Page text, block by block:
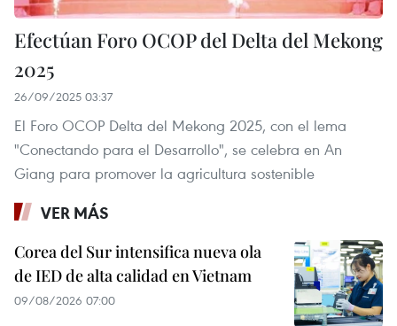
Efectúan Foro OCOP del Delta del Mekong
2025
26/09/2025 03:37
El Foro OCOP Delta del Mekong 2025, con el lema
"Conectando para el Desarrollo", se celebra en An
Giang para promover la agricultura sostenible
VER MÁS
Corea del Sur intensifica nueva ola
de IED de alta calidad en Vietnam
09/08/2026 07:00